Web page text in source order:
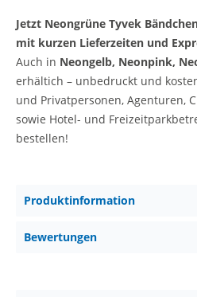
Jetzt Neongrüne Tyvek
mit kurzen Lieferzeiten und
Auch in Neongelb, Neonpink,
erhältich – unbedruckt und
und Privatpersonen, Agenturen,
sowie Hotel- und
bestellen!
Produktinformation
Bewertungen